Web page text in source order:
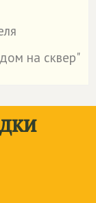
на сквер"